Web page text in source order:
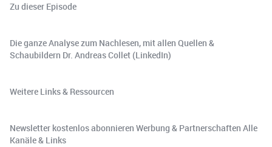
Zu dieser Episode
Die ganze Analyse zum Nachlesen, mit allen Quellen &
Schaubildern Dr. Andreas Collet (LinkedIn)
Weitere Links & Ressourcen
Newsletter kostenlos abonnieren Werbung & Partnerschaften Alle
Kanäle & Links